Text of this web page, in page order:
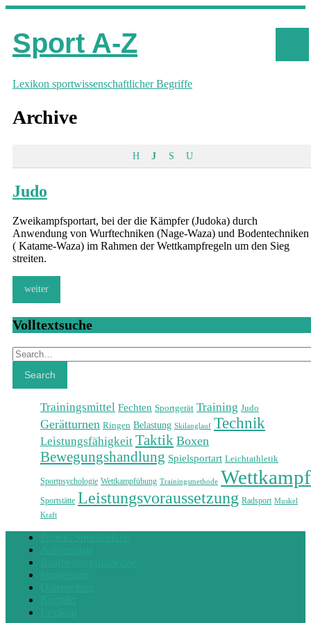
Sport A-Z
Lexikon sportwissenschaftlicher Begriffe
Archive
H J S U
Judo
Zweikampfsportart, bei der die Kämpfer (Judoka) durch
Anwendung von Wurftechniken (Nage-Waza) und Bodentechniken
( Katame-Waza) im Rahmen der Wettkampfregeln um den Sieg
streiten.
weiter
Volltextsuche
Search
Search
Trainingsmittel Fechten Sportgerät Training Judo
Gerätturnen Ringen Belastung Skilanglauf Technik
Leistungsfähigkeit Taktik Boxen
Bewegungshandlung Spielsportart Leichtathletik
Sportpsychologie Wettkampfübung Trainingsmethode Wettkampf
Sportstätte Leistungsvoraussetzung Radsport Muskel
Kraft